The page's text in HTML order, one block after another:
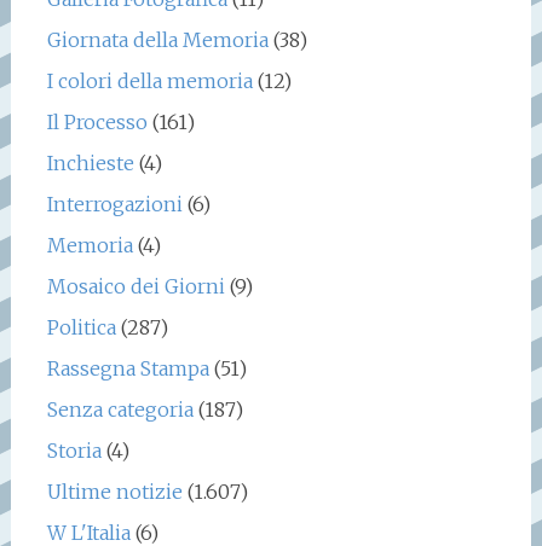
Giornata della Memoria(38)
I colori della memoria(12)
Il Processo (161)
Inchieste (4)
Interrogazioni(6)
Memoria(4)
Mosaico dei Giorni(9)
Politica(287)
Rassegna Stampa(51)
Senza categoria(187)
Storia(4)
Ultime notizie (1.607)
W L'Italia(6)